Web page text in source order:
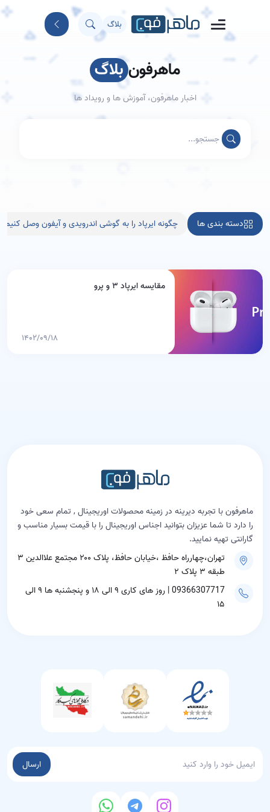
بلاگ
ماهرفون بلاگ
اخبار ماهرفون، آموزش ها و رویداد ها
دسته بندی ها چگونه ایرپاد را به گوشی اندرویدی و آیفون وصل کنیم
مقایسه ایرپاد ۳ و پرو
۱۴۰۲/۰۹/۱۸
ماهرفون با تجربه دیرینه در زمینه محصولات اوریجینال , تمام سعی خود
را دارد تا شما عزیزان بتوانید اجناس اوریجینال را با قیمت بسیار مناسب و
گارانتی تهیه نمایید.
تهران،چهارراه حافظ ،خیابان حافظ، پلاک ۲۰۰ مجتمع علاالدین ۳
طبقه ۳ پلاک ۲
09366307717 | روز های کاری ۹ الی ۱۸ و پنجشنبه ها ۹ الی
۱۵
ارسال